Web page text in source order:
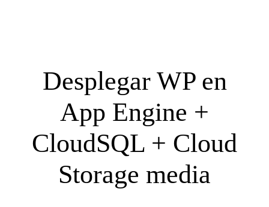
Desplegar WP en
App Engine +
CloudSQL + Cloud
Storage media